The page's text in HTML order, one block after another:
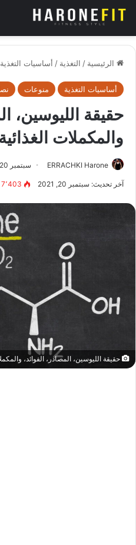
الرئيسية / التغذية / أساسيات التغذية
أساسيات التغذية منوعات
حقيقة الليوسين،
والمكملات الغذائية
ERRACHKI Harone سبتمبر 20, 2021
آخر تحديث: سبتمبر 20, 2021 7٬403
حقيقة الليوسين، المصادر، الفوائد،